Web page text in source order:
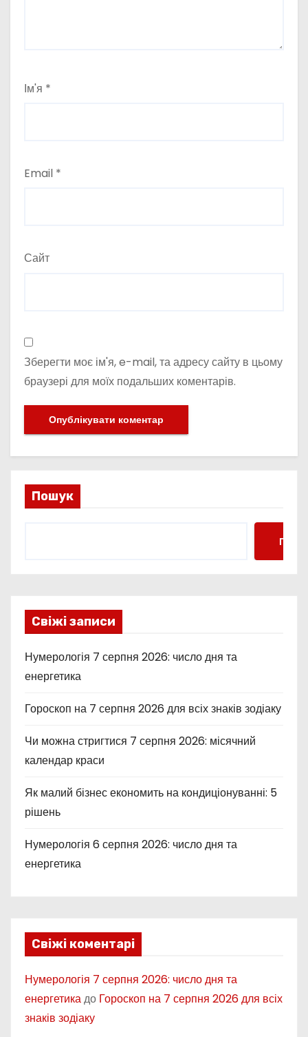
Ім'я *
Email *
Сайт
Зберегти моє ім'я, e-mail, та адресу сайту в цьому
браузері для моїх подальших коментарів.
Пошук
Свіжі записи
Нумерологія 7 серпня 2026: число дня та
енергетика
Гороскоп на 7 серпня 2026 для всіх знаків зодіаку
Чи можна стригтися 7 серпня 2026: місячний
календар краси
Як малий бізнес економить на кондиціонуванні: 5
рішень
Нумерологія 6 серпня 2026: число дня та
енергетика
Свіжі коментарі
Нумерологія 7 серпня 2026: число дня та
енергетикадо Гороскоп на 7 серпня 2026 для всіх
знаків зодіаку